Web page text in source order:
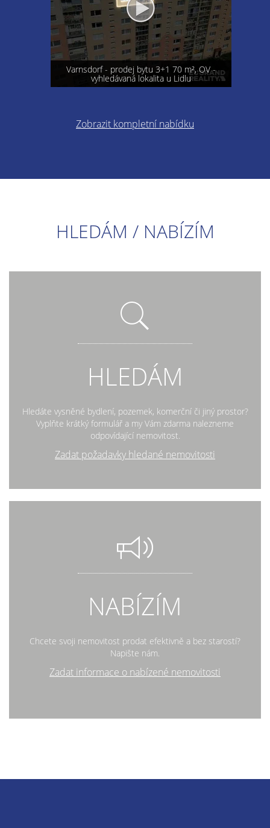
Varnsdorf - prodej bytu 3+1 70 m², OV -
vyhledávaná lokalita u Lidlu
Zobrazit kompletní nabídku
HLEDÁM / NABÍZÍM
HLEDÁM
Hledáte vysněné bydlení, pozemek, komerční či jiný prostor?
Vyplňte krátký formulář a my Vám zdarma nalezneme
odpovídající nemovitost.
Zadat požadavky hledané nemovitosti
NABÍZÍM
Chcete svoji nemovitost prodat efektivně a bez starostí?
Napište nám.
Zadat informace o nabízené nemovitosti